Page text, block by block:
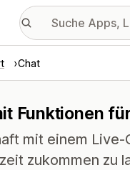
Chat
Funktionen
mit einem
zukommen zu